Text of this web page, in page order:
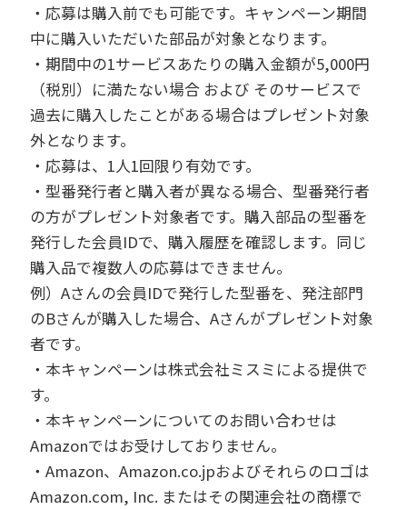
・応募は購入前でも可能です。キャンペーン期間
中に購入いただいた部品が対象となります。
・期間中の1サービスあたりの購入金額が5,000円
（税別）に満たない場合 および そのサービスで
過去に購入したことがある場合はプレゼント対象
外となります。
・応募は、1人1回限り有効です。
・型番発行者と購入者が異なる場合、型番発行者
の方がプレゼント対象者です。購入部品の型番を
発行した会員IDで、購入履歴を確認します。同じ
購入品で複数人の応募はできません。
例）Aさんの会員IDで発行した型番を、発注部門
のBさんが購入した場合、Aさんがプレゼント対象
者です。
・本キャンペーンは株式会社ミスミによる提供で
す。
・本キャンペーンについてのお問い合わせは
Amazonではお受けしておりません。
・Amazon、Amazon.co.jpおよびそれらのロゴは
Amazon.com, Inc. またはその関連会社の商標で